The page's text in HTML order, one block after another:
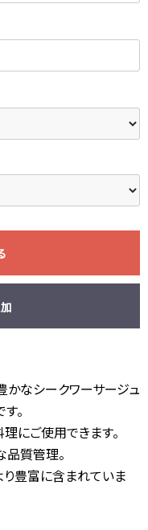
かなシークワーサージュ
。
にご使用できます。
品質管理。
豊富に含まれていま